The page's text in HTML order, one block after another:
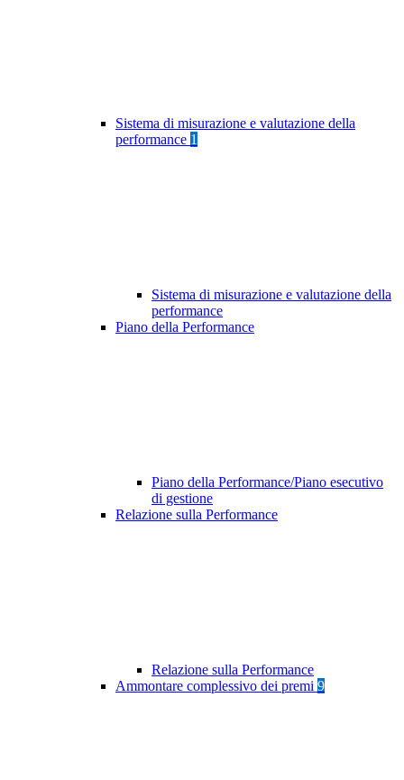
Sistema di misurazione e valutazione della
performance 1
Sistema di misurazione e valutazione della
performance
Piano della Performance
Piano della Performance/Piano esecutivo
di gestione
Relazione sulla Performance
Relazione sulla Performance
Ammontare complessivo dei premi 9